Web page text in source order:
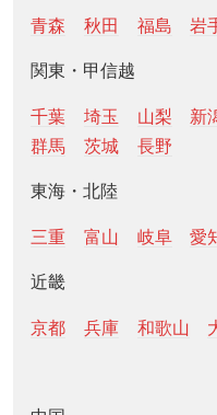
青森 秋田 福島 岩
関東・甲信越
千葉 埼玉 山梨 新
群馬
茨城 長野
東海・北陸
三重 富山 岐阜 愛
近畿
京都 兵庫 和歌山